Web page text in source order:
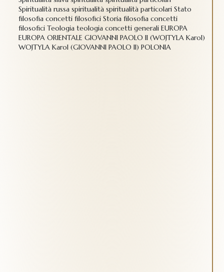
Spiritualità russa spiritualità spiritualità particolari Stato
filosofia concetti filosofici Storia filosofia concetti
filosofici Teologia teologia concetti generali EUROPA
EUROPA ORIENTALE GIOVANNI PAOLO II (WOJTYLA Karol)
WOJTYLA Karol (GIOVANNI PAOLO II) POLONIA